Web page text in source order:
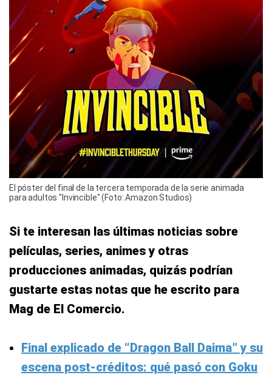
El póster del final de la tercera temporada de la serie animada
para adultos "Invincible" (Foto: Amazon Studios)
Si te interesan las últimas noticias sobre
películas, series, animes y otras
producciones animadas, quizás podrían
gustarte estas notas que he escrito para
Mag de El Comercio.
Final explicado de “Dragon Ball Daima” y su
escena post-créditos: qué pasó con Goku